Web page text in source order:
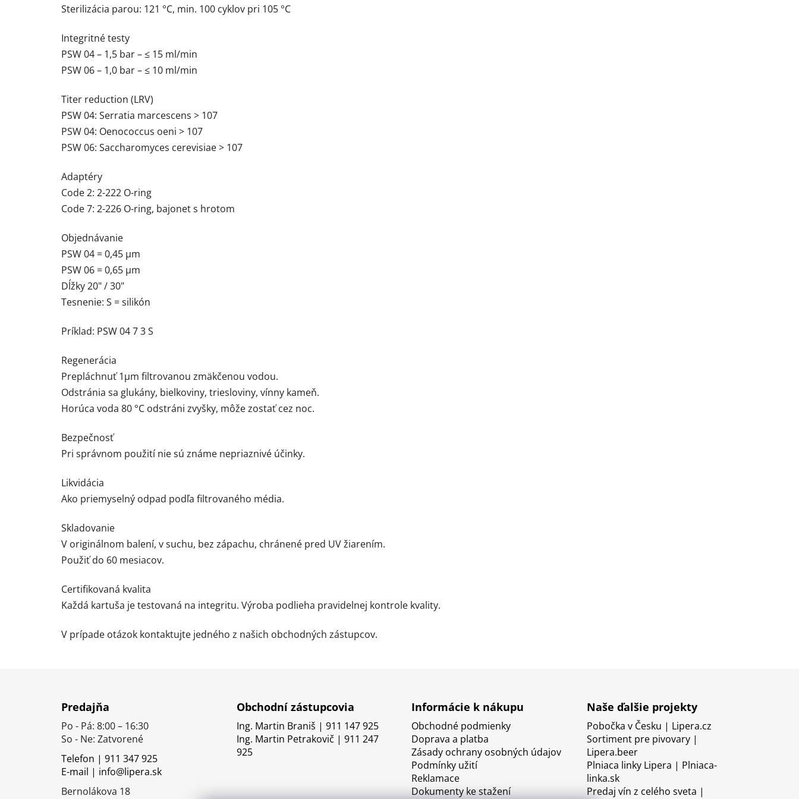
Sterilizácia parou: 121 °C, min. 100 cyklov pri 105 °C
Integritné testy
PSW 04 – 1,5 bar – ≤ 15 ml/min
PSW 06 – 1,0 bar – ≤ 10 ml/min
Titer reduction (LRV)
PSW 04: Serratia marcescens > 107
PSW 04: Oenococcus oeni > 107
PSW 06: Saccharomyces cerevisiae > 107
Adaptéry
Code 2: 2-222 O-ring
Code 7: 2-226 O-ring, bajonet s hrotom
Objednávanie
PSW 04 = 0,45 µm
PSW 06 = 0,65 µm
Dĺžky 20" / 30"
Tesnenie: S = silikón
Príklad: PSW 04 7 3 S
Regenerácia
Prepláchnuť 1µm filtrovanou zmäkčenou vodou.
Odstránia sa glukány, bielkoviny, triesloviny, vínny kameň.
Horúca voda 80 °C odstráni zvyšky, môže zostať cez noc.
Bezpečnosť
Pri správnom použití nie sú známe nepriaznivé účinky.
Likvidácia
Ako priemyselný odpad podľa filtrovaného média.
Skladovanie
V originálnom balení, v suchu, bez zápachu, chránené pred UV žiarením.
Použiť do 60 mesiacov.
Certifikovaná kvalita
Každá kartuša je testovaná na integritu. Výroba podlieha pravidelnej kontrole kvality.
V prípade otázok kontaktujte jedného z našich obchodných zástupcov.
Predajňa
Po - Pá: 8:00 – 16:30
So - Ne: Zatvorené
Telefon | 911 347 925
E-mail | info@lipera.sk
Bernolákova 18
Obchodní zástupcovia
Ing. Martin Braniš | 911 147 925
Ing. Martin Petrakovič | 911 247
925
Informácie k nákupu
Obchodné podmienky
Doprava a platba
Zásady ochrany osobných údajov
Podmínky užití
Reklamace
Dokumenty ke stažení
Naše ďalšie projekty
Pobočka v Česku | Lipera.cz
Sortiment pre pivovary |
Lipera.beer
Plniaca linky Lipera | Plniaca-
linka.sk
Predaj vín z celého sveta |